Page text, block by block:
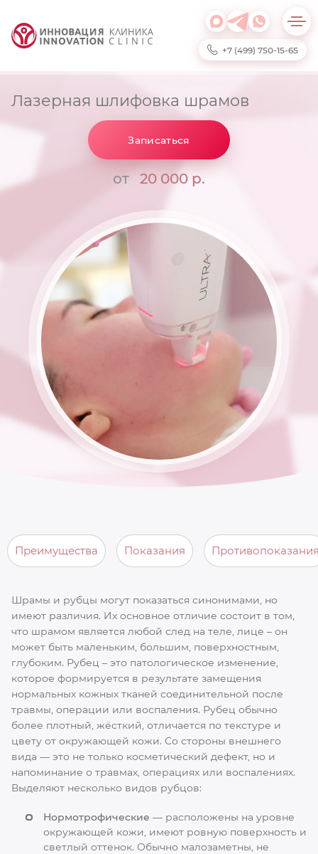
+7 (499) 750-15-65
Лазерная шлифовка шрамов
Записаться
от 20 000 р.
Преимущества Показания
Шрамы и рубцы могут показаться синонимами, но
имеют различия. Их основное отличие состоит в том,
что шрамом является любой след на теле, лице – он
может быть маленьким, большим, поверхностным,
глубоким. Рубец – это патологическое изменение,
которое формируется в результате замещения
нормальных кожных тканей соединительной после
травмы, операции или воспаления. Рубец обычно
более плотный, жёсткий, отличается по текстуре и
цвету от окружающей кожи. Со стороны внешнего
вида — это не только косметический дефект, но и
напоминание о травмах, операциях или воспалениях.
Выделяют несколько видов рубцов:
Нормотрофические — расположены на уровне
окружающей кожи, имеют ровную поверхность и
светлый оттенок. Обычно малозаметны, не